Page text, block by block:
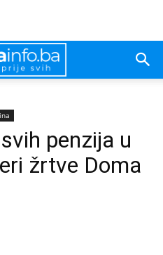
penzija u
žrtve Doma